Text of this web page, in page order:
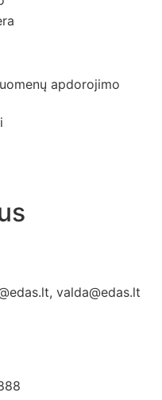
apdorojimo
valda@edas.lt